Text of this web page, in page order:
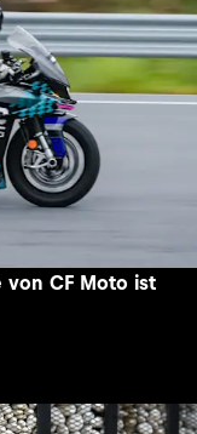
von CF Moto ist